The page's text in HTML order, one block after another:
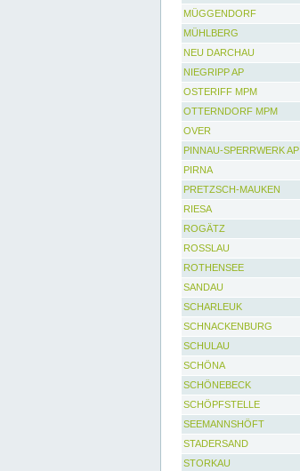
MÜGGENDORF
MÜHLBERG
NEU DARCHAU
NIEGRIPP AP
OSTERIFF MPM
OTTERNDORF MPM
OVER
PINNAU-SPERRWERK AP
PIRNA
PRETZSCH-MAUKEN
RIESA
ROGÄTZ
ROSSLAU
ROTHENSEE
SANDAU
SCHARLEUK
SCHNACKENBURG
SCHULAU
SCHÖNA
SCHÖNEBECK
SCHÖPFSTELLE
SEEMANNSHÖFT
STADERSAND
STORKAU